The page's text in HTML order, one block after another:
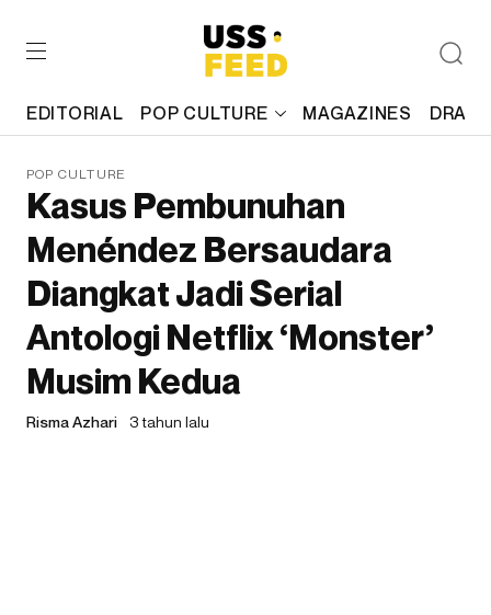
EDITORIAL POP CULTURE MAGAZINES
POP CULTURE
Kasus Pembunuhan
Menéndez Bersaudara
Diangkat Jadi Serial
Antologi Netflix ‘Monster’
Musim Kedua
Risma Azhari 3 tahun lalu